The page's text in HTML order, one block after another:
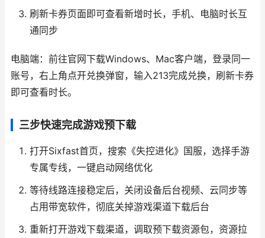
刷新卡券页面即可查看新增时长，手机、电脑时长互
通同步
电脑端：前往官网下载Windows、Mac客户端，登录同一
账号，右上角点开兑换弹窗，输入213完成兑换，刷新卡券
即可查看时长。
三步快速完成游戏预下载
打开Sixfast首页，搜索《失控进化》国服，选择手游
专属专线，一键启动网络优化
等待线路连接稳定后，关闭设备后台视频、云同步等
占用带宽软件，彻底关掉游戏渠道下载后台
重新打开游戏下载渠道，调取预下载资源包，资源拉